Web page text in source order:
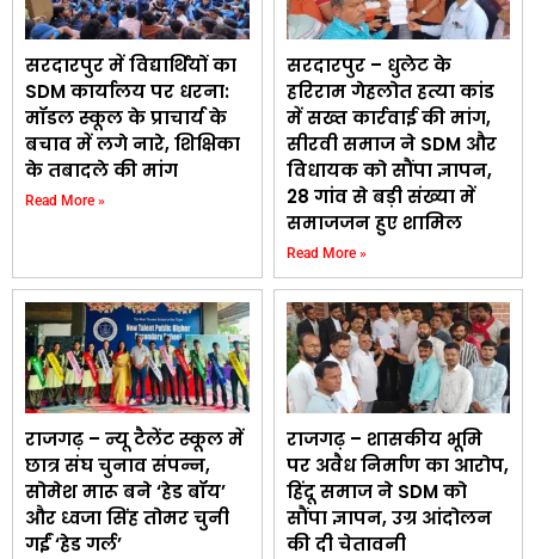
सरदारपुर में विद्यार्थियों का
SDM कार्यालय पर धरना:
मॉडल स्कूल के प्राचार्य के
बचाव में लगे नारे, शिक्षिका
के तबादले की मांग
Read More »
सरदारपुर – धुलेट के
हरिराम गेहलोत हत्या कांड
में सख्त कार्रवाई की मांग,
सीरवी समाज ने SDM और
विधायक को सौंपा ज्ञापन,
28 गांव से बड़ी संख्या में
समाजजन हुए शामिल
Read More »
राजगढ़ – न्यू टैलेंट स्कूल में
छात्र संघ चुनाव संपन्न,
सोमेश मारू बने ‘हेड बॉय’
और ध्वजा सिंह तोमर चुनी
गईं ‘हेड गर्ल’
राजगढ़ – शासकीय भूमि
पर अवैध निर्माण का आरोप,
हिंदू समाज ने SDM को
सौंपा ज्ञापन, उग्र आंदोलन
की दी चेतावनी